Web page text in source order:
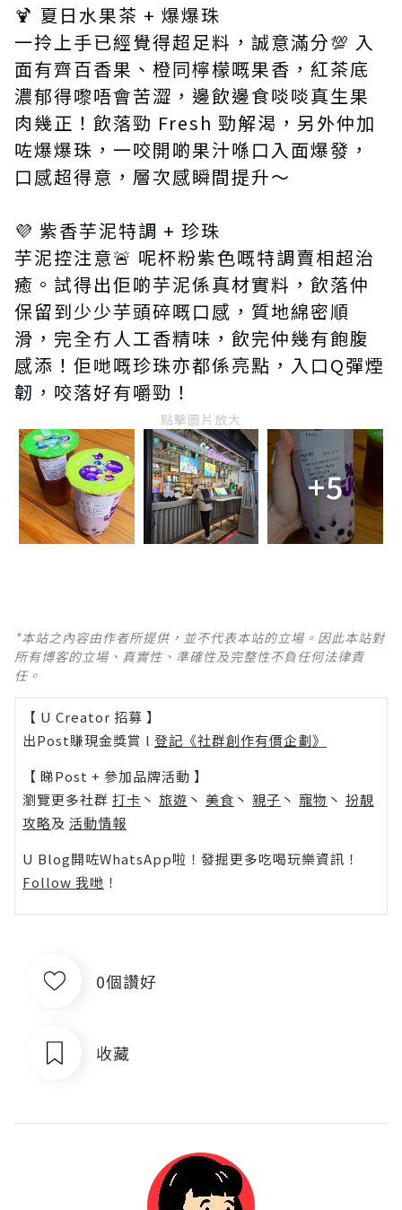
🍹 夏日水果茶 + 爆爆珠
一拎上手已經覺得超足料，誠意滿分💯 入
面有齊百香果、橙同檸檬嘅果香，紅茶底
濃郁得嚟唔會苦澀，邊飲邊食啖啖真生果
肉幾正！飲落勁 Fresh 勁解渴，另外仲加
咗爆爆珠，一咬開啲果汁喺口入面爆發，
口感超得意，層次感瞬間提升～
💜 紫香芋泥特調 + 珍珠
芋泥控注意🚨 呢杯粉紫色嘅特調賣相超治
癒。試得出佢啲芋泥係真材實料，飲落仲
保留到少少芋頭碎嘅口感，質地綿密順
滑，完全冇人工香精味，飲完仲幾有飽腹
感添！佢哋嘅珍珠亦都係亮點，入口Q彈煙
韌，咬落好有嚼勁！
點擊圖片放大
+5
*本站之內容由作者所提供，並不代表本站的立場。因此本站對
所有博客的立場、真實性、準確性及完整性不負任何法律責
任。
【 U Creator 招募 】
出Post賺現金獎賞 l 登記《社群創作有價企劃》
【 睇Post + 參加品牌活動 】
瀏覽更多社群 打卡 丶 旅遊 丶 美食 丶 親子 丶 寵物 丶 扮靚
攻略及 活動情報
U Blog開咗WhatsApp啦！發掘更多吃喝玩樂資訊！
Follow 我哋 ！
0個讚好
收藏